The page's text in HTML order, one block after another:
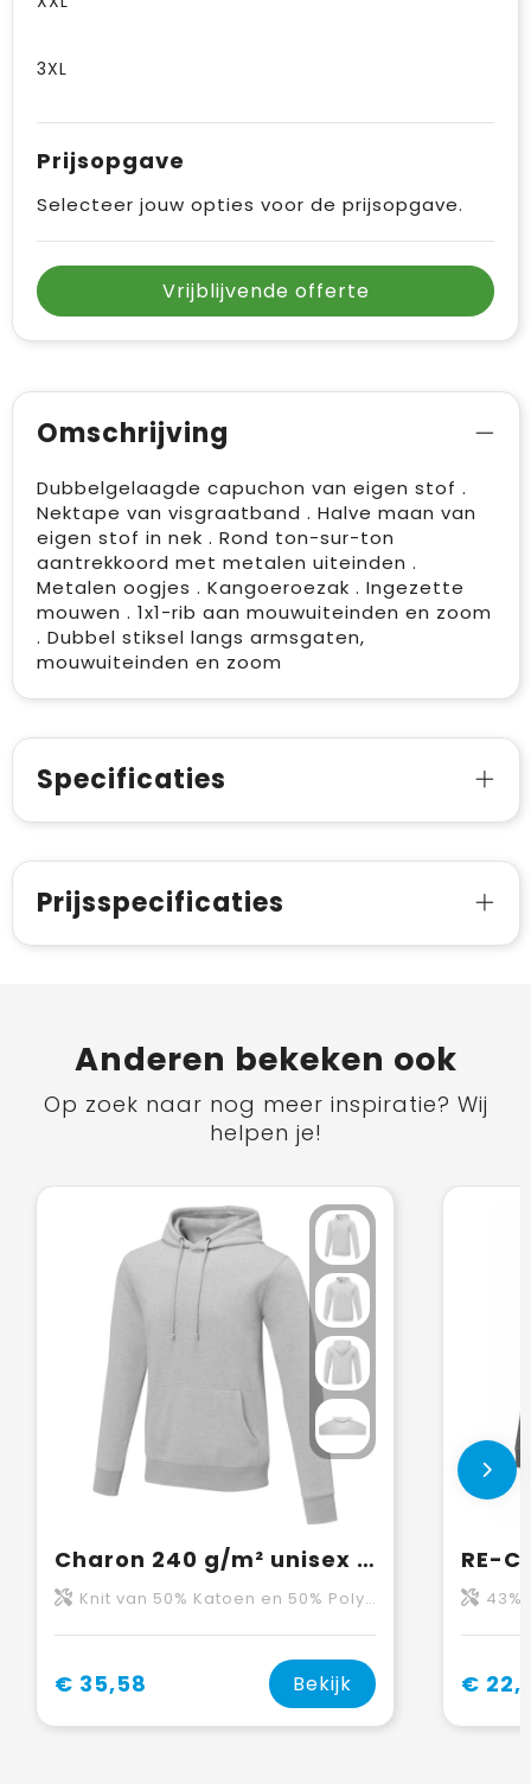
3XL
Prijsopgave
Selecteer jouw opties voor de prijsopgave.
Vrijblijvende offerte
Omschrijving
Dubbelgelaagde capuchon van eigen stof .
Nektape van visgraatband . Halve maan van
eigen stof in nek . Rond ton-sur-ton
aantrekkoord met metalen uiteinden .
Metalen oogjes . Kangoeroezak . Ingezette
mouwen . 1x1-rib aan mouwuiteinden en zoom
. Dubbel stiksel langs armsgaten,
mouwuiteinden en zoom
Specificaties
Prijsspecificaties
Anderen bekeken ook
Op zoek naar nog meer inspiratie? Wij
helpen je!
Charon 240 g/m² unisex hoodie
Knit van 50% Katoen en 50% Polyester, 240 g/m2
€ 35,58 Bekijk
43% Cotton
€